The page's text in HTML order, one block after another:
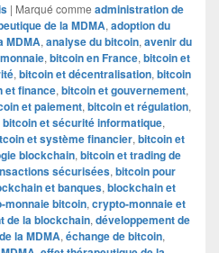
| Marqué comme administration de
de la MDMA, adoption du
MDMA, analyse du bitcoin, avenir du
, bitcoin en France, bitcoin et
, bitcoin et décentralisation, bitcoin
et finance, bitcoin et gouvernement,
et paiement, bitcoin et régulation,
bitcoin et sécurité informatique,
et système financier, bitcoin et
blockchain, bitcoin et trading de
sécurisées, bitcoin pour
et banques, blockchain et
monnaie bitcoin, crypto-monnaie et
de la blockchain, développement de
la MDMA, échange de bitcoin,